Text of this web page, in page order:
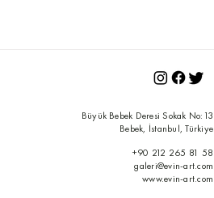
Büyük Bebek Deresi Sokak No:13
Bebek, İstanbul, Türkiye
+90 212 265 81 58
galeri@evin-art.com
www.evin-art.com